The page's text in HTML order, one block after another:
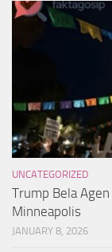
UNCATEGORIZED
Trump Bela
Minneapolis
JANUARY 8, 2026